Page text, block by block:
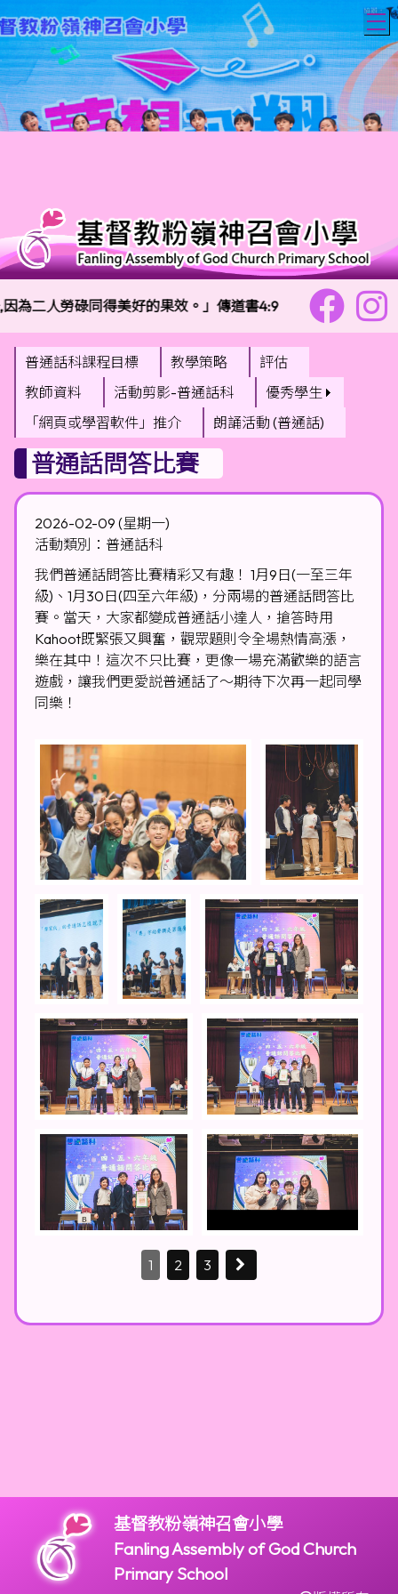
二人勞碌同得美好的果效。」傳道書4:9 校訓：
普通話科課程目標 教學策略
評估
教師資料
活動剪影-普通話科
優秀學生
「網頁或學習軟件」推介
朗誦活動 (普通話)
普通話問答比賽
2026-02-09 (星期一)
活動類別：普通話科
我們普通話問答比賽精彩又有趣！ 1月9日(一至三年
級)、1月30日(四至六年級)，分兩場的普通話問答比
賽。當天，大家都變成普通話小達人，搶答時用
Kahoot既緊張又興奮，觀眾題則令全場熱情高漲，
樂在其中！這次不只比賽，更像一場充滿歡樂的語言
遊戲，讓我們更愛説普通話了～期待下次再一起同學
同樂！
1 2 3
基督教粉嶺神召會小學
Fanling Assembly of God Church
Primary School